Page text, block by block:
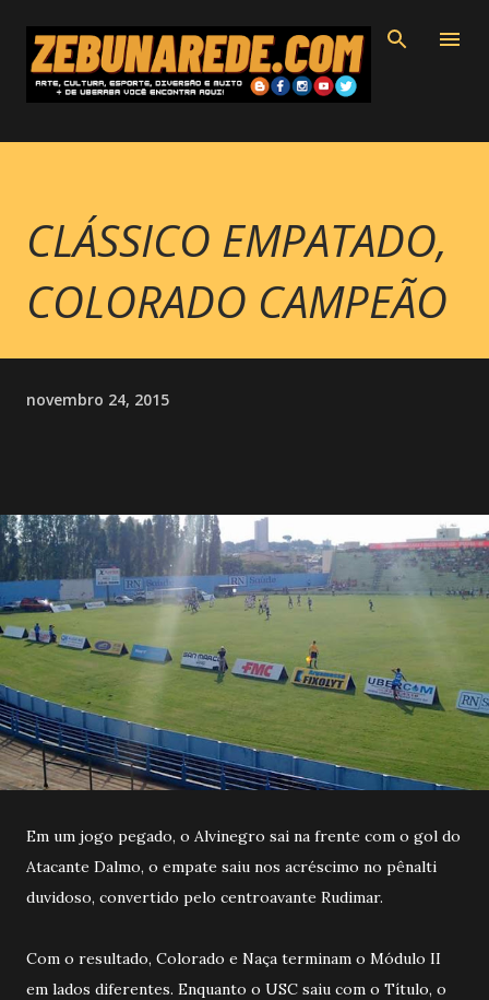
Pular para o conteúdo principal
CLÁSSICO EMPATADO,
COLORADO CAMPEÃO
novembro 24, 2015
Em um jogo pegado, o Alvinegro sai na frente com o gol do
Atacante Dalmo, o empate saiu nos acréscimo no pênalti
duvidoso, convertido pelo centroavante Rudimar.
Com o resultado, Colorado e Naça terminam o Módulo II
em lados diferentes. Enquanto o USC saiu com o Título, o